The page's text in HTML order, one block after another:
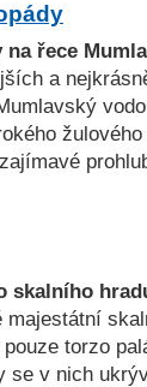
na řece
a
skalního
torzo
se v nich